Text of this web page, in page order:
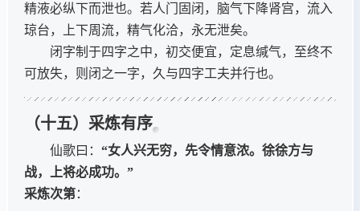
精液必纵下而泄也。若人门固闭，脑气下降肾宫，流入
琼台，上下周流，精气化洽，永无泄矣。
闭字制于四字之中，初交便宜，定息缄气，至终不
可放失，则闭之一字，久与四字工夫并行也。
（十五）采炼有序
仙歌曰： “女人兴无穷，先令情意浓。徐徐方与
战，上将必成功。”
采炼次第：